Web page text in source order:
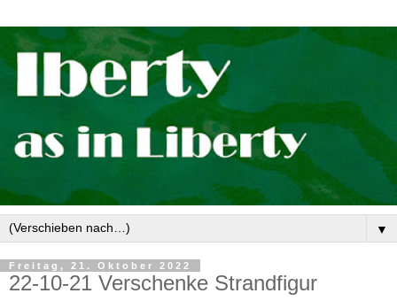
▼
Freitag, 21. Oktober 2022
22-10-21 Verschenke Strandfigur